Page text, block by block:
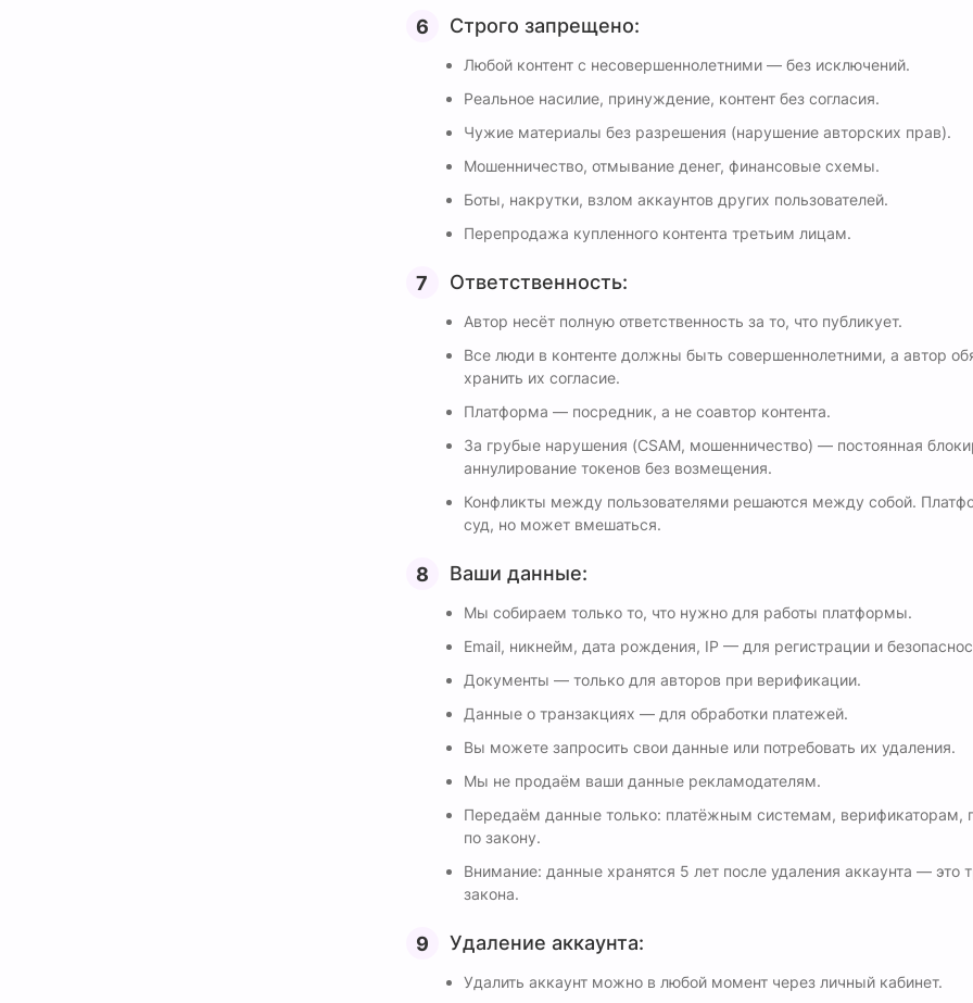
Строго запрещено:
Любой контент с несовершеннолетними — без исключений.
Реальное насилие, принуждение, контент без согласия.
Чужие материалы без разрешения (нарушение авторских прав).
Мошенничество, отмывание денег, финансовые схемы.
Боты, накрутки, взлом аккаунтов других пользователей.
Перепродажа купленного контента третьим лицам.
Ответственность:
Автор несёт полную ответственность за то, что публикует.
Все люди в контенте должны быть совершеннолетними, а автор
хранить их согласие.
Платформа — посредник, а не соавтор контента.
За грубые нарушения (CSAM, мошенничество) — постоянная
аннулирование токенов без возмещения.
Конфликты между пользователями решаются между собой.
суд, но может вмешаться.
Ваши данные:
Мы собираем только то, что нужно для работы платформы.
Email, никнейм, дата рождения, IP — для регистрации и
Документы — только для авторов при верификации.
Данные о транзакциях — для обработки платежей.
Вы можете запросить свои данные или потребовать их удаления.
Мы не продаём ваши данные рекламодателям.
Передаём данные только: платёжным системам, верификаторам,
по закону.
Внимание: данные хранятся 5 лет после удаления аккаунта — это
закона.
Удаление аккаунта:
Удалить аккаунт можно в любой момент через личный кабинет.